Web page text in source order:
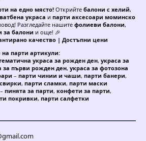
на едно място! Открийте балони с хелий,
украса и парти аксесоари моминско
Разгледайте нашитефолиеви балони,
за балони и още! 🎉
качество | Достъпни цени
парти артикули:
украса за рожден ден, украса за
за първи рожден ден, украса за фотозона
– парти чинии и чаши, парти банери,
, парти сламки, парти маски
– пинята за парти, конфети за парти,
покривки, парти салфетки